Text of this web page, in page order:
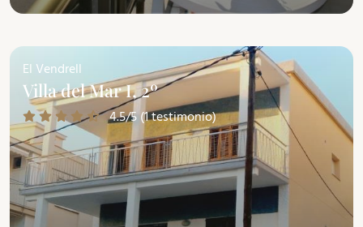
El Vendrell
Villa del Mar I, 2º
4.5/5 (1 testimonio)